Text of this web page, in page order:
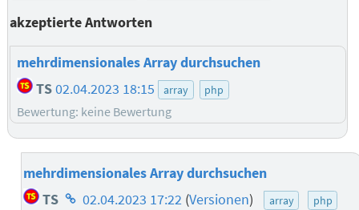
akzeptierte Antworten
mehrdimensionales Array durchsuchen
TS02.04.2023 18:15 array php
Bewertung: keine Bewertung
mehrdimensionales Array durchsuchen
TS Homepage
02.04.2023 17:22 (Versionen) array php